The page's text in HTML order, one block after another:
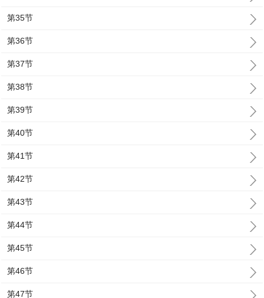
第35节
第36节
第37节
第38节
第39节
第40节
第41节
第42节
第43节
第44节
第45节
第46节
第47节